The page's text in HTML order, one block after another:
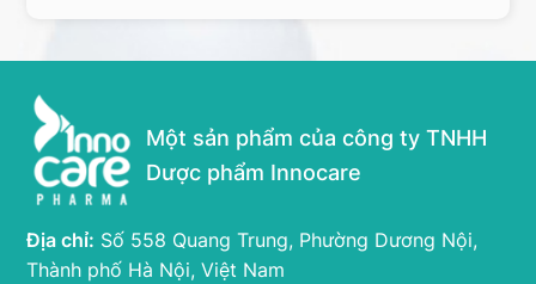
Một sản phẩm của công ty TNHH
Dược phẩm Innocare
Địa chỉ: Số 558 Quang Trung, Phường Dương Nội,
Thành phố Hà Nội, Việt Nam